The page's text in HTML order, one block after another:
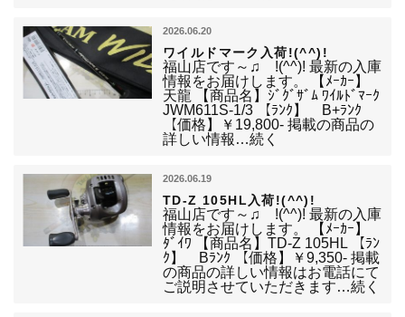
2026.06.20
ワイルドマーク入荷!(^^)!
福山店です～♫ !(^^)! 最新の入庫
情報をお届けします。 【ﾒｰｶｰ】
天龍 【商品名】ｼﾞｸﾞｻﾞﾑ ﾜｲﾙﾄﾞﾏｰｸ
JWM611S-1/3 【ﾗﾝｸ】 B+ﾗﾝｸ
【価格】￥19,800- 掲載の商品の
詳しい情報…続く
2026.06.19
TD-Z 105HL入荷!(^^)!
福山店です～♫ !(^^)! 最新の入庫
情報をお届けします。 【ﾒｰｶｰ】
ﾀﾞｲﾜ 【商品名】TD-Z 105HL 【ﾗﾝ
ｸ】 Bﾗﾝｸ 【価格】￥9,350- 掲載
の商品の詳しい情報はお電話にて
ご説明させていただきます…続く